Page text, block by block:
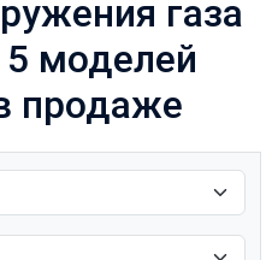
газа
5 моделей
продаже